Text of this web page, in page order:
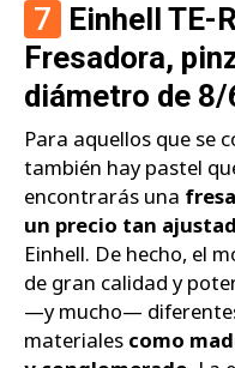
7 Einhell TE-
Fresadora,
diámetro de 8/
Para aquellos que se
también hay pastel
encontrarás una
un precio tan
Einhell. De hecho, el
de gran calidad y
—y mucho—
materiales como